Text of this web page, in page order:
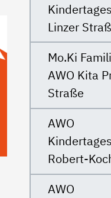
Linzer
Mo.Ki
AWO Kita
Straße
AWO
Robert-
AWO